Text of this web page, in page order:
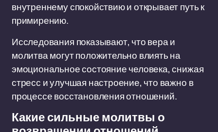
внутреннему спокойствию и открывает путь к
примирению.
Исследования показывают, что вера и
молитва могут положительно влиять на
эмоциональное состояние человека, снижая
стресс и улучшая настроение, что важно в
процессе восстановления отношений.
Какие сильные молитвы о